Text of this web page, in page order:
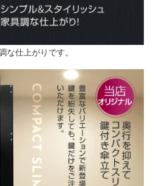
な仕上がりです。